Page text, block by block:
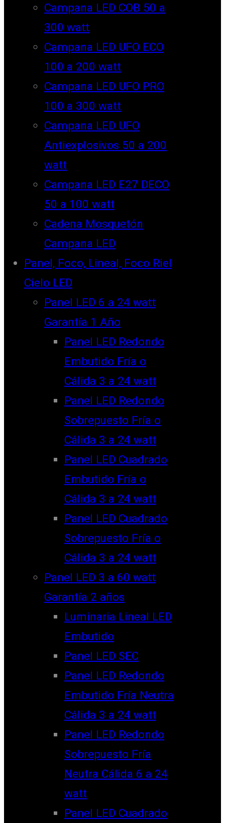
Campana LED COB 50 a
300 watt
Campana LED UFO ECO
100 a 200 watt
Campana LED UFO PRO
100 a 300 watt
Campana LED UFO
Antiexplosivos 50 a 200
watt
Campana LED E27 DECO
50 a 100 watt
Cadena Mosquetón
Campana LED
Panel, Foco, Lineal, Foco Riel
Cielo LED
Panel LED 6 a 24 watt
Garantía 1 Año
Panel LED Redondo
Embutido Fría o
Cálida 3 a 24 watt
Panel LED Redondo
Sobrepuesto Fría o
Cálida 3 a 24 watt
Panel LED Cuadrado
Embutido Fría o
Cálida 3 a 24 watt
Panel LED Cuadrado
Sobrepuesto Fría o
Cálida 3 a 24 watt
Panel LED 3 a 60 watt
Garantía 2 años
Luminaria Lineal LED
Embutido
Panel LED SEC
Panel LED Redondo
Embutido Fría Neutra
Cálida 3 a 24 watt
Panel LED Redondo
Sobrepuesto Fría
Neutra Cálida 6 a 24
watt
Panel LED Cuadrado